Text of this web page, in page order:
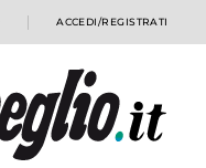
ACCEDI/REGISTRATI